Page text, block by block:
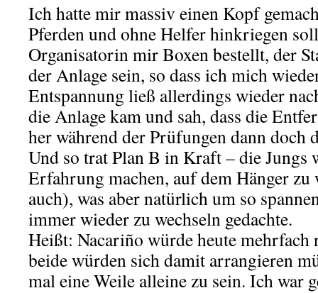
Ich hatte mir massiv einen Kopf
Pferden und ohne Helfer hinkriegen
Organisatorin mir Boxen bestellt, der
der Anlage sein, so dass ich mich
Entspannung ließ allerdings wieder
die Anlage kam und sah, dass die
her während der Prüfungen dann doch
Und so trat Plan B in Kraft – die Jungs
Erfahrung machen, auf dem Hänger zu
auch), was aber natürlich um so
immer wieder zu wechseln gedachte.
Heißt: Nacariño würde heute mehrfach
beide würden sich damit arrangieren
mal eine Weile alleine zu sein. Ich war